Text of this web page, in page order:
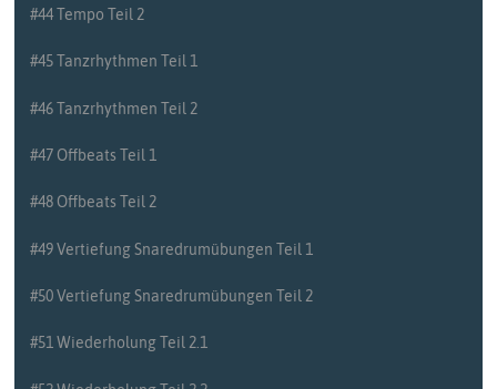
#44 Tempo Teil 2
#45 Tanzrhythmen Teil 1
#46 Tanzrhythmen Teil 2
#47 Offbeats Teil 1
#48 Offbeats Teil 2
#49 Vertiefung Snaredrumübungen Teil 1
#50 Vertiefung Snaredrumübungen Teil 2
#51 Wiederholung Teil 2.1